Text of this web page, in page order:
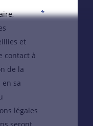
et
contact à
de la
sa
légales
*